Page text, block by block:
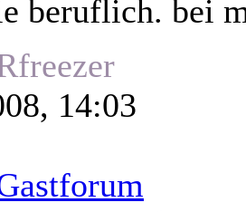
beruflich. bei
14:03